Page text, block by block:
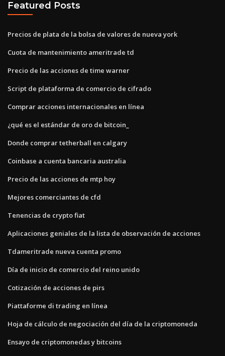
Featured Posts
Precios de plata de la bolsa de valores de nueva york
Cuota de mantenimiento ameritrade td
Precio de las acciones de time warner
Script de plataforma de comercio de cifrado
Comprar acciones internacionales en línea
¿qué es el estándar de oro de bitcoin_
Donde comprar tetherball en calgary
Coinbase a cuenta bancaria australia
Precio de las acciones de mtp hoy
Mejores comerciantes de cfd
Tenencias de crypto fiat
Aplicaciones geniales de la lista de observación de acciones
Tdameritrade nueva cuenta promo
Día de inicio de comercio del reino unido
Cotización de acciones de pirs
Piattaforme di trading en línea
Hoja de cálculo de negociación del día de la criptomoneda
Ensayo de criptomonedas y bitcoins